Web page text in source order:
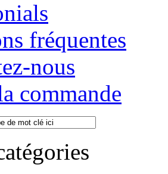
fréquentes
nous
commande